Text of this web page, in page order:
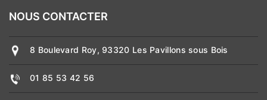
NOUS CONTACTER
8 Boulevard Roy, 93320 Les Pavillons sous Bois
01 85 53 42 56